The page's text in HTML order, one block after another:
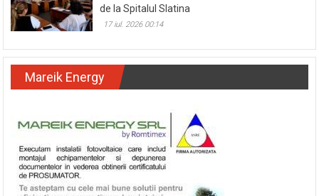
de la Spitalul Slatina
17 iul. 2026 00:14
Mareik Energy